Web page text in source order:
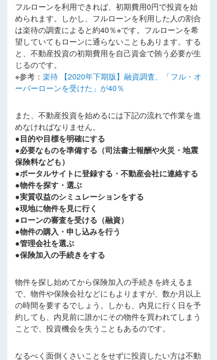
フルローンを利用できれば、初期費用0円で投資を始
められます。しかし、フルローンを利用した人の割合
は楽待の調査によると約40％※です。フルローンを希
望していてもローンに通らないこともあります。する
と、不動産投資の初期費用を自己資金で賄う必要が生
じるのです。
※参考： 楽待 【2020年下期版】融資調査、「フル・オ
ーバーローンを受けた」が40％
また、不動産投資を始めるには下記の流れで作業を進
めなければなりません。
●目的や目標を明確にする
●必要なものを準備する（司法書士報酬や火災・地震
保険料なども）
●ポータルサイトに登録する・不動産会社に連絡する
●物件を探す・選ぶ
●実質収益のシミュレーションをする
●現地に物件を見に行く
●ローンの審査を受ける（融資）
●物件の購入・申し込みを行う
●管理会社を選ぶ
●保険加入の手続きをする
物件を探し始めてから保険加入の手続きを終えるま
で、物件や保険会社などにもよりますが、数か月以上
の時間を要するでしょう。しかも、内見に行く日を予
約しても、内見前に誰かにその物件を買われてしまう
ことで、投資機会を失うこともあるのです。
なるべく面倒くさいことをせずに投資したい方は不動